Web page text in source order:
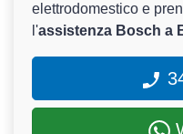
elettrodomestico e
l'assistenza Bosch a